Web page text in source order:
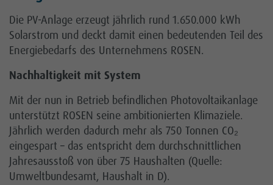
Die PV-Anlage erzeugt jährlich rund 1.650.000 kWh
Solarstrom und deckt damit einen bedeutenden Teil des
Energiebedarfs des Unternehmens ROSEN.
Nachhaltigkeit mit System
Mit der nun in Betrieb befindlichen Photovoltaikanlage
unterstützt ROSEN seine ambitionierten Klimaziele.
Jährlich werden dadurch mehr als 750 Tonnen CO₂
eingespart – das entspricht dem durchschnittlichen
Jahresausstoß von über 75 Haushalten (Quelle:
Umweltbundesamt, Haushalt in D).